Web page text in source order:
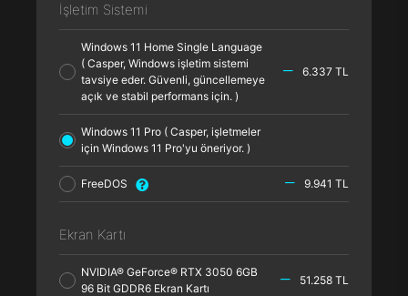
İşletim Sistemi
Windows 11 Home Single Language
( Casper, Windows işletim sistemi
tavsiye eder. Güvenli, güncellemeye
açık ve stabil performans için. )
6.337 TL
Windows 11 Pro ( Casper, işletmeler
için Windows 11 Pro'yu öneriyor. )
FreeDOS 9.941 TL
Ekran Kartı
NVIDIA® GeForce® RTX 3050 6GB
96 Bit GDDR6 Ekran Kartı
51.258 TL